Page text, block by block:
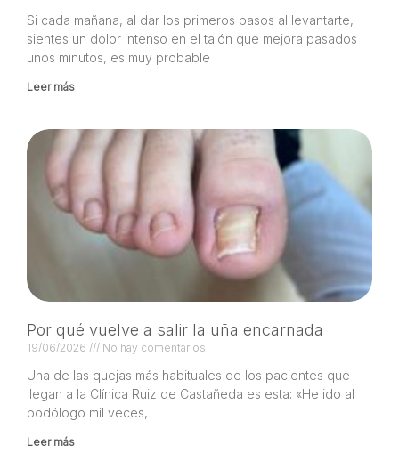
Si cada mañana, al dar los primeros pasos al levantarte,
sientes un dolor intenso en el talón que mejora pasados
unos minutos, es muy probable
Leer más
Por qué vuelve a salir la uña encarnada
19/06/2026 No hay comentarios
Una de las quejas más habituales de los pacientes que
llegan a la Clínica Ruiz de Castañeda es esta: «He ido al
podólogo mil veces,
Leer más